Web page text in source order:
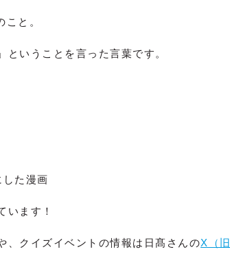
と。
いうことを言った言葉です。
た漫画
います！
、クイズイベントの情報は日髙さんのX（旧